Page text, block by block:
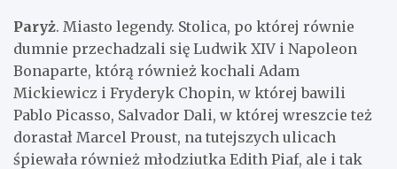
Paryż. Miasto legendy. Stolica, po której równie
dumnie przechadzali się Ludwik XIV i Napoleon
Bonaparte, którą również kochali Adam
Mickiewicz i Fryderyk Chopin, w której bawili
Pablo Picasso, Salvador Dali, w której wreszcie też
dorastał Marcel Proust, na tutejszych ulicach
śpiewała również młodziutka Edith Piaf, ale i tak